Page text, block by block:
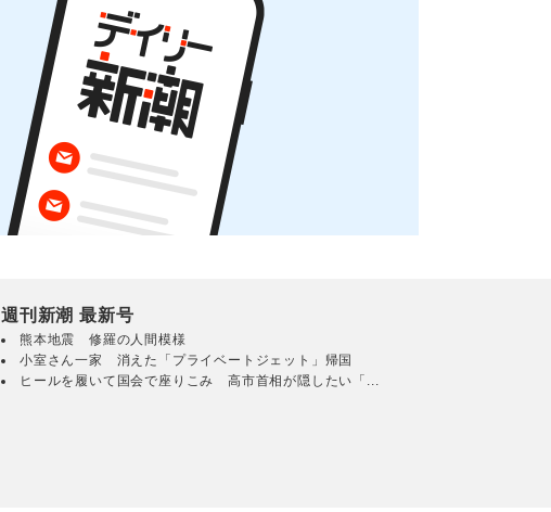
週刊新潮 最新号
熊本地震 修羅の人間模様
小室さん一家 消えた「プライベートジェット」帰国
ヒールを履いて国会で座りこみ 高市首相が隠したい「...